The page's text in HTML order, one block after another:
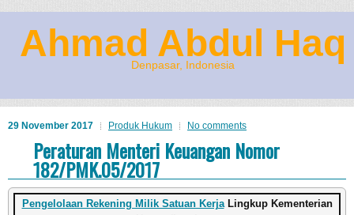
Ahmad Abdul Haq
Denpasar, Indonesia
29 November 2017 Produk Hukum No comments
Peraturan Menteri Keuangan Nomor
182/PMK.05/2017
Pengelolaan Rekening Milik Satuan KerjaLingkup Kementerian